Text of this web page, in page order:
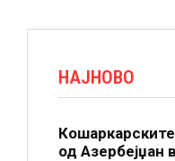
НАЈНОВО
Кошаркарските
од Азербејџан